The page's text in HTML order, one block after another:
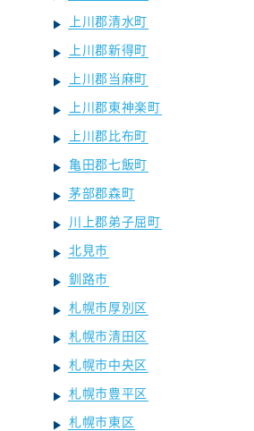
上川郡清水町
上川郡新得町
上川郡当麻町
上川郡東神楽町
上川郡比布町
亀田郡七飯町
茅部郡森町
川上郡弟子屈町
北見市
釧路市
札幌市厚別区
札幌市清田区
札幌市中央区
札幌市豊平区
札幌市東区